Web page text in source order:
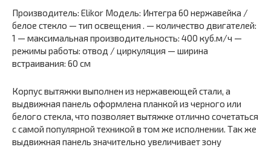
Производитель: Elikor Модель: Интегра 60 нержавейка /
белое стекло — тип освещения . — количество двигателей:
1 — максимальная производительность: 400 куб.м/ч —
режимы работы: отвод / циркуляция — ширина
встраивания: 60 см
Корпус вытяжки выполнен из нержавеющей стали, а
выдвижная панель оформлена планкой из черного или
белого стекла, что позволяет вытяжке отлично сочетаться
с самой популярной техникой в том же исполнении. Так же
выдвижная панель значительно увеличивает зону